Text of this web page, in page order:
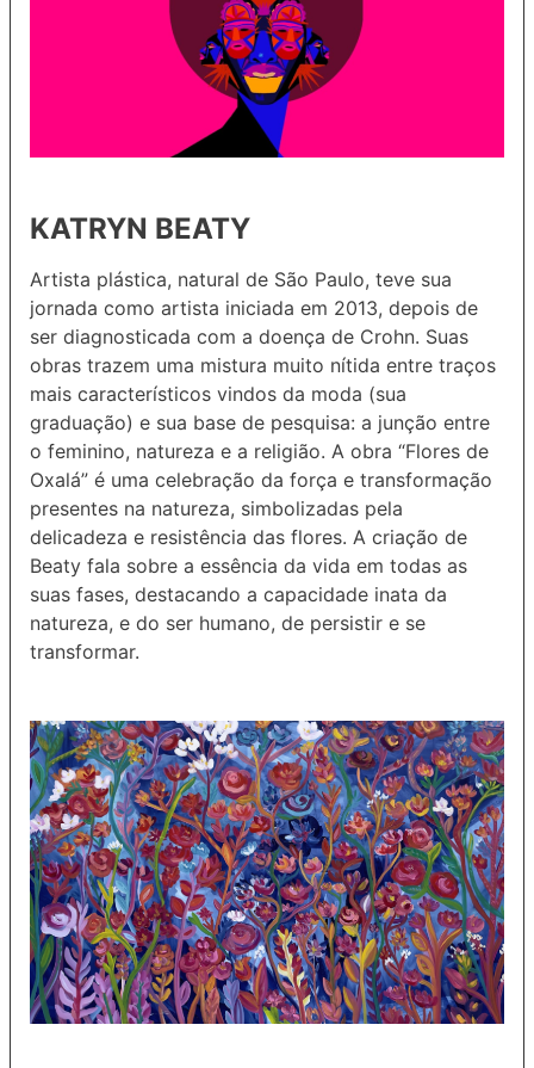
KATRYN BEATY
Artista plástica, natural de São Paulo, teve sua
jornada como artista iniciada em 2013, depois de
ser diagnosticada com a doença de Crohn. Suas
obras trazem uma mistura muito nítida entre traços
mais característicos vindos da moda (sua
graduação) e sua base de pesquisa: a junção entre
o feminino, natureza e a religião. A obra “Flores de
Oxalá” é uma celebração da força e transformação
presentes na natureza, simbolizadas pela
delicadeza e resistência das flores. A criação de
Beaty fala sobre a essência da vida em todas as
suas fases, destacando a capacidade inata da
natureza, e do ser humano, de persistir e se
transformar.